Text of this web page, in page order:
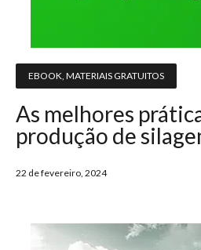
EBOOK MATERIAIS GRATUITOS
As melhores
produção de
22 de fevereiro, 2024